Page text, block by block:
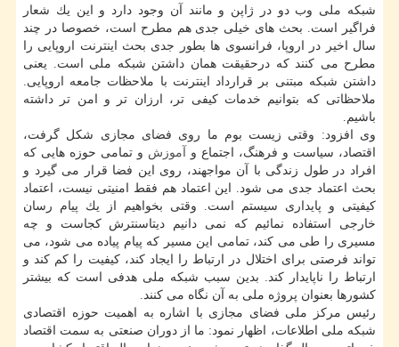
شبكه ملی وب دو در ژاپن و مانند آن وجود دارد و این یك شعار
فراگیر است. بحث های خیلی جدی هم مطرح است، خصوصا در چند
سال اخیر در اروپا، فرانسوی ها بطور جدی بحث اینترنت اروپایی را
مطرح می كنند كه درحقیقت همان داشتن شبكه ملی است. یعنی
داشتن شبكه مبتنی بر قرارداد اینترنت با ملاحظات جامعه اروپایی.
ملاحظاتی كه بتوانیم خدمات كیفی تر، ارزان تر و امن تر داشته
باشیم.
وی افزود: وقتی زیست بوم ما روی فضای مجازی شكل گرفت،
اقتصاد، سیاست و فرهنگ، اجتماع و آموزش و تمامی حوزه هایی كه
افراد در طول زندگی با آن مواجهند، روی این فضا قرار می گیرد و
بحث اعتماد جدی می شود. این اعتماد هم فقط امنیتی نیست، اعتماد
كیفیتی و پایداری سیستم است. وقتی بخواهیم از یك پیام رسان
خارجی استفاده نمائیم كه نمی دانیم دیتاسنترش كجاست و چه
مسیری را طی می كند، تمامی این مسیر كه پیام پیاده می شود، می
تواند فرصتی برای اختلال در ارتباط را ایجاد كند، كیفیت را كم كند و
ارتباط را ناپایدار كند. بدین سبب شبكه ملی هدفی است كه بیشتر
كشورها بعنوان پروژه ملی به آن نگاه می كنند.
رئیس مركز ملی فضای مجازی با اشاره به اهمیت حوزه اقتصادی
شبكه ملی اطلاعات، اظهار نمود: ما از دوران صنعتی به سمت اقتصاد